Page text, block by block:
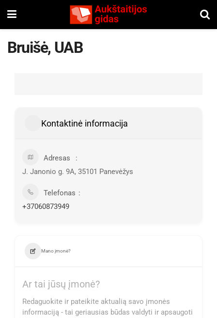
Bruišė, UAB
Kontaktinė informacija
Adresas
J. Janonio g. 9A, 35101 Panevėžys
Telefonas
+37060873949
Mano įmonė?
Ar tai jūsų įmonė?
Redaguokite ir pateikite aktualią savo įmonės
informaciją - tai geriausias būdas valdyti ir apsaugoti